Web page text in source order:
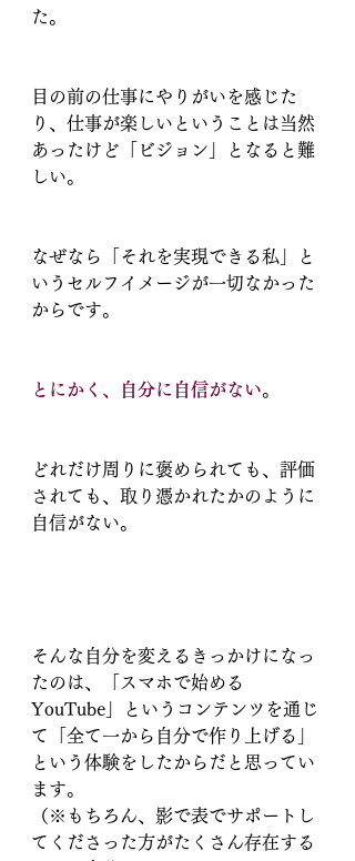
た。
目の前の仕事にやりがいを感じた
り、仕事が楽しいということは当然
あったけど「ビジョン」となると難
しい。
なぜなら「それを実現できる私」と
いうセルフイメージが一切なかった
からです。
とにかく、自分に自信がない。
どれだけ周りに褒められても、評価
されても、取り憑かれたかのように
自信がない。
そんな自分を変えるきっかけになっ
たのは、「スマホで始める
YouTube」というコンテンツを通じ
て「全て一から自分で作り上げる」
という体験をしたからだと思ってい
ます。
（※もちろん、影で表でサポートし
てくださった方がたくさん存在する